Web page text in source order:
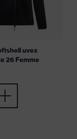
uvex
26 Femme